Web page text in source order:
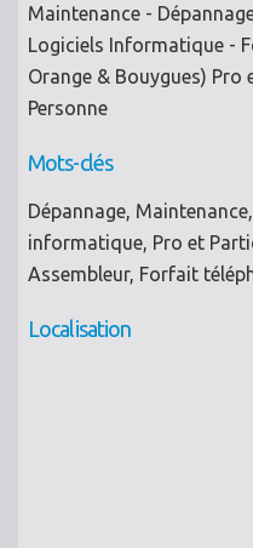
Maintenance -
Logiciels Informatique -
Orange & Bouygues) Pro
Personne
Mots-clés
Dépannage,
informatique, Pro et
Assembleur, Forfait
Localisation